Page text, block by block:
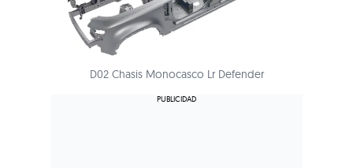
D02 Chasis Monocasco Lr Defender